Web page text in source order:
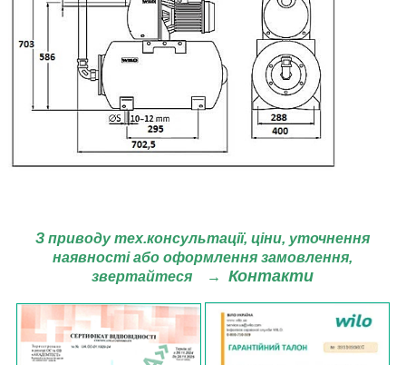
З приводу тех.консультації, ціни, уточнення
наявності або оформлення замовлення,
звертайтеся
→ Контакти